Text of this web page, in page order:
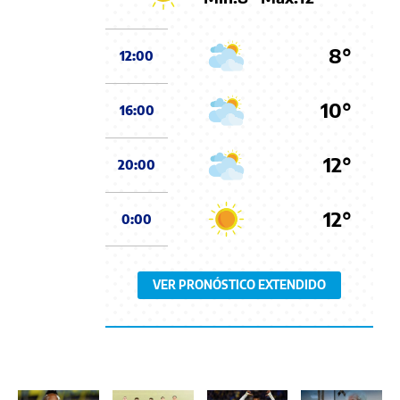
12:00 8°
16:00 10°
20:00 12°
0:00 12°
VER PRONÓSTICO EXTENDIDO